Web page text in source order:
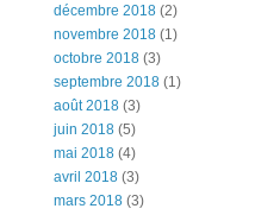
décembre 2018 (2)
novembre 2018 (1)
octobre 2018 (3)
septembre 2018 (1)
août 2018 (3)
juin 2018 (5)
mai 2018 (4)
avril 2018 (3)
mars 2018 (3)